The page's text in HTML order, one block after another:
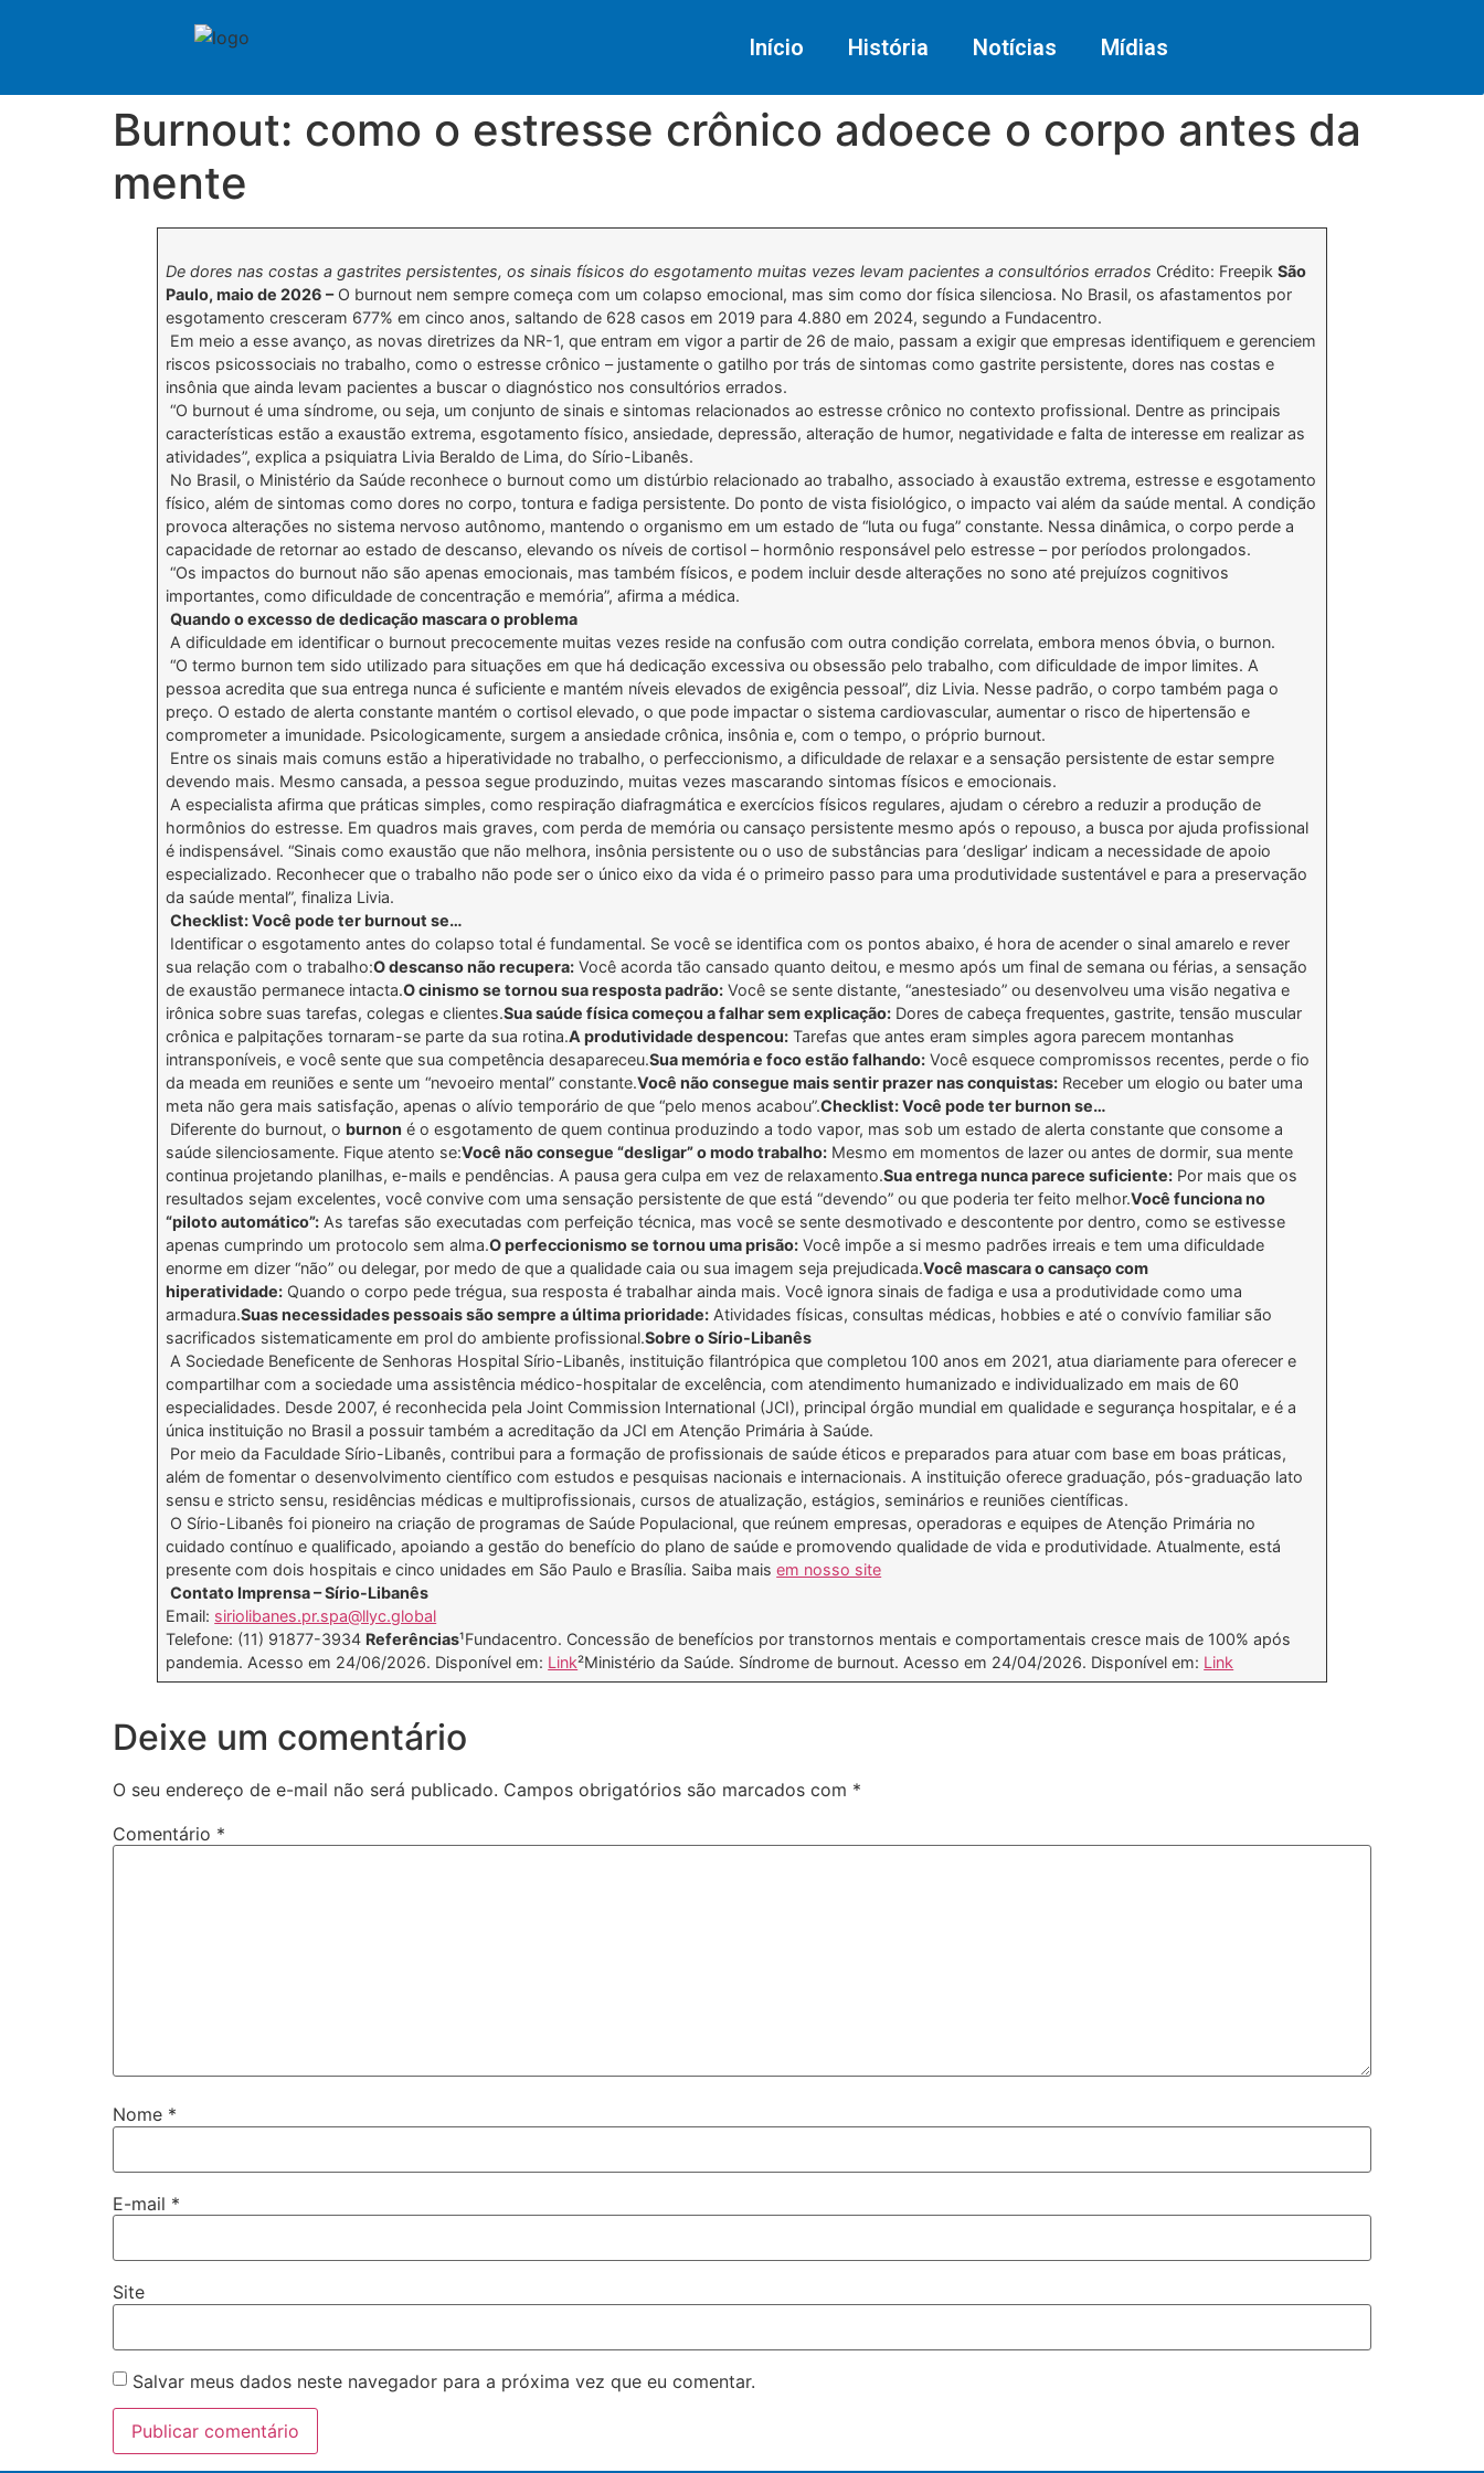
Início História Notícias Mídias
Burnout: como o estresse crônico adoece o corpo antes da
mente
De dores nas costas a gastrites persistentes, os sinais físicos do esgotamento muitas vezes levam pacientes a consultórios errados Crédito: FreepikSão
Paulo, maio de 2026 –O burnout nem sempre começa com um colapso emocional, mas sim como dor física silenciosa. No Brasil, os afastamentos por
esgotamento cresceram 677% em cinco anos, saltando de 628 casos em 2019 para 4.880 em 2024, segundo a Fundacentro.
Em meio a esse avanço, as novas diretrizes da NR-1, que entram em vigor a partir de 26 de maio, passam a exigir que empresas identifiquem e gerenciem
riscos psicossociais no trabalho, como o estresse crônico – justamente o gatilho por trás de sintomas como gastrite persistente, dores nas costas e
insônia que ainda levam pacientes a buscar o diagnóstico nos consultórios errados.
“O burnout é uma síndrome, ou seja, um conjunto de sinais e sintomas relacionados ao estresse crônico no contexto profissional. Dentre as principais
características estão a exaustão extrema, esgotamento físico, ansiedade, depressão, alteração de humor, negatividade e falta de interesse em realizar as
atividades”, explica a psiquiatra Livia Beraldo de Lima, do Sírio-Libanês.
No Brasil, o Ministério da Saúde reconhece o burnout como um distúrbio relacionado ao trabalho, associado à exaustão extrema, estresse e esgotamento
físico, além de sintomas como dores no corpo, tontura e fadiga persistente. Do ponto de vista fisiológico, o impacto vai além da saúde mental. A condição
provoca alterações no sistema nervoso autônomo, mantendo o organismo em um estado de “luta ou fuga” constante. Nessa dinâmica, o corpo perde a
capacidade de retornar ao estado de descanso, elevando os níveis de cortisol – hormônio responsável pelo estresse – por períodos prolongados.
“Os impactos do burnout não são apenas emocionais, mas também físicos, e podem incluir desde alterações no sono até prejuízos cognitivos
importantes, como dificuldade de concentração e memória”, afirma a médica.
Quando o excesso de dedicação mascara o problema
A dificuldade em identificar o burnout precocemente muitas vezes reside na confusão com outra condição correlata, embora menos óbvia, o burnon.
“O termo burnon tem sido utilizado para situações em que há dedicação excessiva ou obsessão pelo trabalho, com dificuldade de impor limites. A
pessoa acredita que sua entrega nunca é suficiente e mantém níveis elevados de exigência pessoal”, diz Livia. Nesse padrão, o corpo também paga o
preço. O estado de alerta constante mantém o cortisol elevado, o que pode impactar o sistema cardiovascular, aumentar o risco de hipertensão e
comprometer a imunidade. Psicologicamente, surgem a ansiedade crônica, insônia e, com o tempo, o próprio burnout.
Entre os sinais mais comuns estão a hiperatividade no trabalho, o perfeccionismo, a dificuldade de relaxar e a sensação persistente de estar sempre
devendo mais. Mesmo cansada, a pessoa segue produzindo, muitas vezes mascarando sintomas físicos e emocionais.
A especialista afirma que práticas simples, como respiração diafragmática e exercícios físicos regulares, ajudam o cérebro a reduzir a produção de
hormônios do estresse. Em quadros mais graves, com perda de memória ou cansaço persistente mesmo após o repouso, a busca por ajuda profissional
é indispensável. “Sinais como exaustão que não melhora, insônia persistente ou o uso de substâncias para ‘desligar’ indicam a necessidade de apoio
especializado. Reconhecer que o trabalho não pode ser o único eixo da vida é o primeiro passo para uma produtividade sustentável e para a preservação
da saúde mental”, finaliza Livia.
Checklist: Você pode ter burnout se…
Identificar o esgotamento antes do colapso total é fundamental. Se você se identifica com os pontos abaixo, é hora de acender o sinal amarelo e rever
sua relação com o trabalho:O descanso não recupera: Você acorda tão cansado quanto deitou, e mesmo após um final de semana ou férias, a sensação
de exaustão permanece intacta.O cinismo se tornou sua resposta padrão: Você se sente distante, “anestesiado” ou desenvolveu uma visão negativa e
irônica sobre suas tarefas, colegas e clientes.Sua saúde física começou a falhar sem explicação: Dores de cabeça frequentes, gastrite, tensão muscular
crônica e palpitações tornaram-se parte da sua rotina.A produtividade despencou: Tarefas que antes eram simples agora parecem montanhas
intransponíveis, e você sente que sua competência desapareceu.Sua memória e foco estão falhando: Você esquece compromissos recentes, perde o fio
da meada em reuniões e sente um “nevoeiro mental” constante.Você não consegue mais sentir prazer nas conquistas: Receber um elogio ou bater uma
meta não gera mais satisfação, apenas o alívio temporário de que “pelo menos acabou”.Checklist: Você pode ter burnon se…
Diferente do burnout, o burnon é o esgotamento de quem continua produzindo a todo vapor, mas sob um estado de alerta constante que consome a
saúde silenciosamente. Fique atento se:Você não consegue “desligar” o modo trabalho: Mesmo em momentos de lazer ou antes de dormir, sua mente
continua projetando planilhas, e-mails e pendências. A pausa gera culpa em vez de relaxamento.Sua entrega nunca parece suficiente: Por mais que os
resultados sejam excelentes, você convive com uma sensação persistente de que está “devendo” ou que poderia ter feito melhor.Você funciona no
“piloto automático”: As tarefas são executadas com perfeição técnica, mas você se sente desmotivado e descontente por dentro, como se estivesse
apenas cumprindo um protocolo sem alma.O perfeccionismo se tornou uma prisão: Você impõe a si mesmo padrões irreais e tem uma dificuldade
enorme em dizer “não” ou delegar, por medo de que a qualidade caia ou sua imagem seja prejudicada.Você mascara o cansaço com
hiperatividade: Quando o corpo pede trégua, sua resposta é trabalhar ainda mais. Você ignora sinais de fadiga e usa a produtividade como uma
armadura.Suas necessidades pessoais são sempre a última prioridade: Atividades físicas, consultas médicas, hobbies e até o convívio familiar são
sacrificados sistematicamente em prol do ambiente profissional.Sobre o Sírio-Libanês
A Sociedade Beneficente de Senhoras Hospital Sírio-Libanês, instituição filantrópica que completou 100 anos em 2021, atua diariamente para oferecer e
compartilhar com a sociedade uma assistência médico-hospitalar de excelência, com atendimento humanizado e individualizado em mais de 60
especialidades. Desde 2007, é reconhecida pela Joint Commission International (JCI), principal órgão mundial em qualidade e segurança hospitalar, e é a
única instituição no Brasil a possuir também a acreditação da JCI em Atenção Primária à Saúde.
Por meio da Faculdade Sírio-Libanês, contribui para a formação de profissionais de saúde éticos e preparados para atuar com base em boas práticas,
além de fomentar o desenvolvimento científico com estudos e pesquisas nacionais e internacionais. A instituição oferece graduação, pós-graduação lato
sensu e stricto sensu, residências médicas e multiprofissionais, cursos de atualização, estágios, seminários e reuniões científicas.
O Sírio-Libanês foi pioneiro na criação de programas de Saúde Populacional, que reúnem empresas, operadoras e equipes de Atenção Primária no
cuidado contínuo e qualificado, apoiando a gestão do benefício do plano de saúde e promovendo qualidade de vida e produtividade. Atualmente, está
presente com dois hospitais e cinco unidades em São Paulo e Brasília. Saiba maisem nosso site
Contato Imprensa – Sírio-Libanês
Email: siriolibanes.pr.spa@llyc.global
Telefone: (11) 91877-3934 Referências¹Fundacentro. Concessão de benefícios por transtornos mentais e comportamentais cresce mais de 100% após
pandemia. Acesso em 24/06/2026. Disponível em: Link²Ministério da Saúde. Síndrome de burnout. Acesso em 24/04/2026. Disponível em: Link
Deixe um comentário
O seu endereço de e-mail não será publicado. Campos obrigatórios são marcados com *
Comentário *
Nome *
E-mail *
Site
Salvar meus dados neste navegador para a próxima vez que eu comentar.